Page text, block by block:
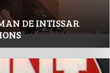
DE INTISSAR